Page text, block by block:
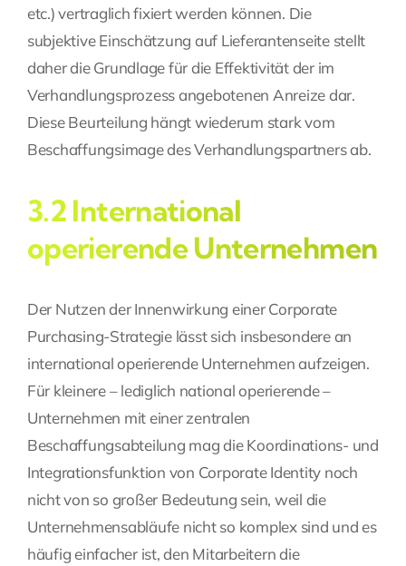
etc.) vertraglich fixiert werden können. Die
subjektive Einschätzung auf Lieferantenseite stellt
daher die Grundlage für die Effektivität der im
Verhandlungsprozess angebotenen Anreize dar.
Diese Beurteilung hängt wiederum stark vom
Beschaffungsimage des Verhandlungspartners ab.
3.2 International
operierende Unternehmen
Der Nutzen der Innenwirkung einer Corporate
Purchasing-Strategie lässt sich insbesondere an
international operierende Unternehmen aufzeigen.
Für kleinere – lediglich national operierende –
Unternehmen mit einer zentralen
Beschaffungsabteilung mag die Koordinations- und
Integrationsfunktion von Corporate Identity noch
nicht von so großer Bedeutung sein, weil die
Unternehmensabläufe nicht so komplex sind und es
häufig einfacher ist, den Mitarbeitern die